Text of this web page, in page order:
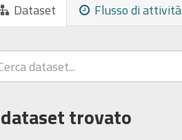
Dataset Flusso di attività
trovato